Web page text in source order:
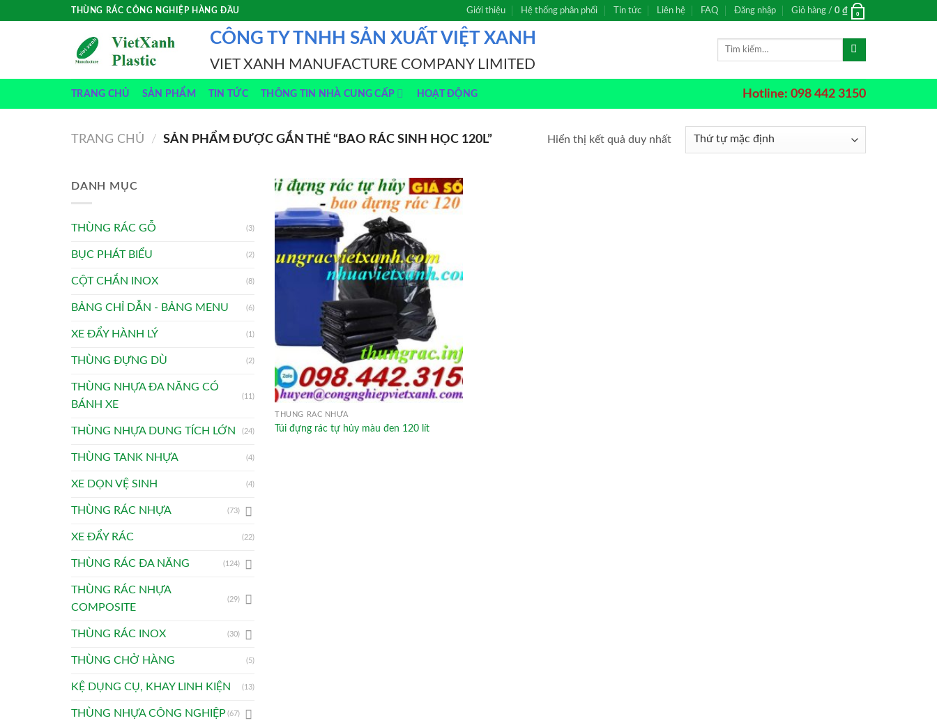
THÙNG RÁC CÔNG NGHIỆP HÀNG ĐẦU Giới thiệu Hệ thống phân phối Tin tức Liên hệ FAQ Đăng nhập Giỏ hàng / 0 ₫ 0
CÔNG TY TNHH SẢN XUẤT VIỆT XANH
VIET XANH MANUFACTURE COMPANY LIMITED
Tìm
TRANG CHỦ SẢN PHẨM TIN TỨC THÔNG TIN NHÀ CUNG CẤP HOẠT ĐỘNG Hotline: 098 442 3150
TRANG CHỦ / SẢN PHẨM ĐƯỢC GẮN THẺ “BAO RÁC SINH HỌC 120L” Hiển thị kết quả duy nhất
DANH MỤC
THÙNG RÁC GỖ (3)
BỤC PHÁT BIỂU (2)
CỘT CHẮN INOX (8)
BẢNG CHỈ DẪN - BẢNG MENU (6)
XE ĐẨY HÀNH LÝ (1)
THÙNG ĐỰNG DÙ (2)
THÙNG NHỰA ĐA NĂNG CÓ
BÁNH XE
(11)
THÙNG NHỰA DUNG TÍCH LỚN (24)
THÙNG TANK NHỰA (4)
XE DỌN VỆ SINH (4)
THÙNG RÁC NHỰA (73)
XE ĐẨY RÁC (22)
THÙNG RÁC ĐA NĂNG (124)
THÙNG RÁC NHỰA
COMPOSITE
(29)
THÙNG RÁC INOX (30)
THÙNG CHỞ HÀNG (5)
KỆ DỤNG CỤ, KHAY LINH KIỆN (13)
THÙNG NHỰA CÔNG NGHIỆP(67)
THÙNG RÁC NHỰA
Túi đựng rác tự hủy màu đen 120 lít